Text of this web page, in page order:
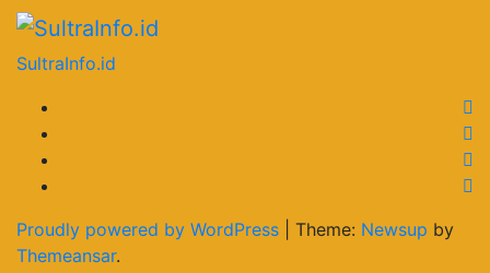
SultraInfo.id
Proudly powered by WordPress Theme: Newsup by
Themeansar.